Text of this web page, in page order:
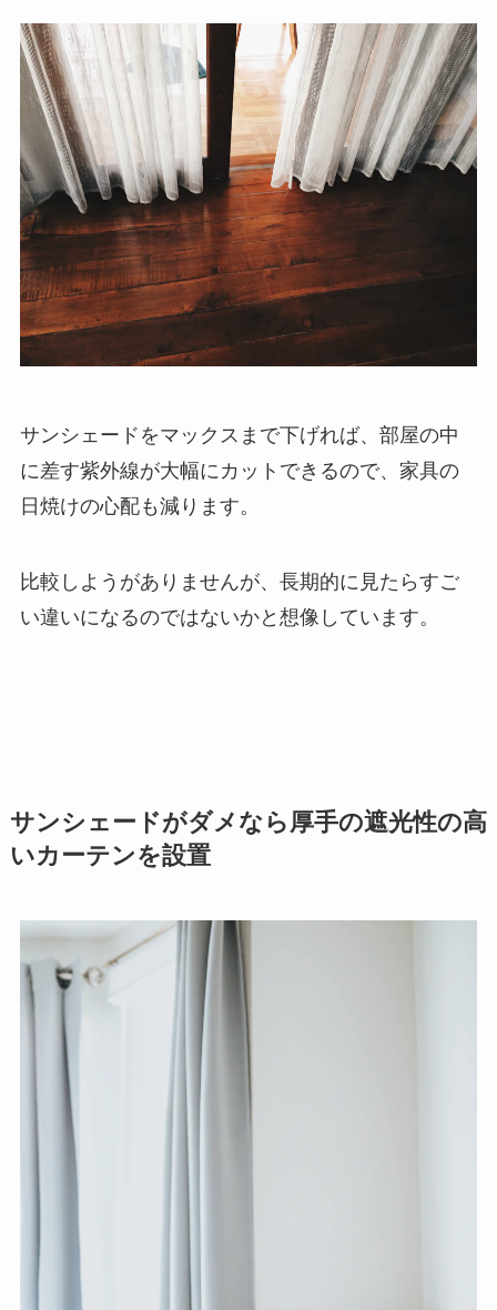
サンシェードをマックスまで下げれば、部屋の中
に差す紫外線が大幅にカットできるので、家具の
日焼けの心配も減ります。
比較しようがありませんが、長期的に見たらすご
い違いになるのではないかと想像しています。
サンシェードがダメなら厚手の遮光性の高
いカーテンを設置